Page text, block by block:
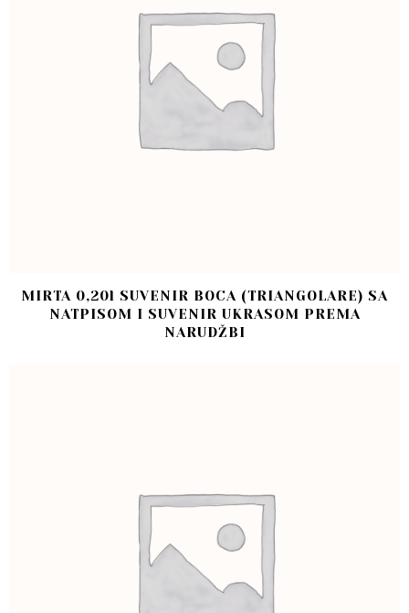
MIRTA 0,20l SUVENIR BOCA (TRIANGOLARE) SA
NATPISOM I SUVENIR UKRASOM PREMA
NARUDŽBI